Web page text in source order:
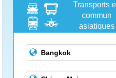
Transports
commun
asiatiques